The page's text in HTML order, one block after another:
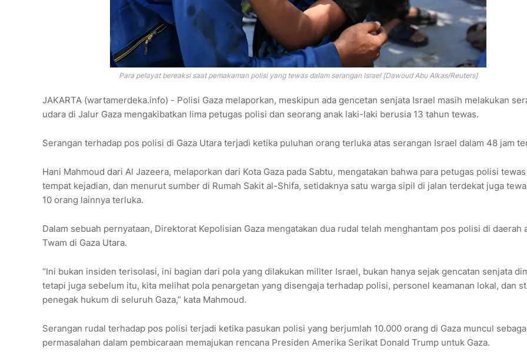
Para pelayat bereaksi saat pemakaman polisi yang tewas dalam serangan Israel [Dawoud Abu Alkas/Reuters]
JAKARTA (wartamerdeka.info) - Polisi Gaza melaporkan, meskipun ada gencetan senjata Israel masih melakukan
udara di Jalur Gaza mengakibatkan lima petugas polisi dan seorang anak laki-laki berusia 13 tahun tewas.
Serangan terhadap pos polisi di Gaza Utara terjadi ketika puluhan orang terluka atas serangan Israel dalam 48 jam
Hani Mahmoud dari Al Jazeera, melaporkan dari Kota Gaza pada Sabtu, mengatakan bahwa para petugas polisi
tempat kejadian, dan menurut sumber di Rumah Sakit al-Shifa, setidaknya satu warga sipil di jalan terdekat juga
10 orang lainnya terluka.
Dalam sebuah pernyataan, Direktorat Kepolisian Gaza mengatakan dua rudal telah menghantam pos polisi di daerah
Twam di Gaza Utara.
“Ini bukan insiden terisolasi, ini bagian dari pola yang dilakukan militer Israel, bukan hanya sejak gencatan senjata
tetapi juga sebelum itu, kita melihat pola penargetan yang disengaja terhadap polisi, personel keamanan lokal, dan
penegak hukum di seluruh Gaza,” kata Mahmoud.
Serangan rudal terhadap pos polisi terjadi ketika pasukan polisi yang berjumlah 10.000 orang di Gaza muncul
permasalahan dalam pembicaraan memajukan rencana Presiden Amerika Serikat Donald Trump untuk Gaza.